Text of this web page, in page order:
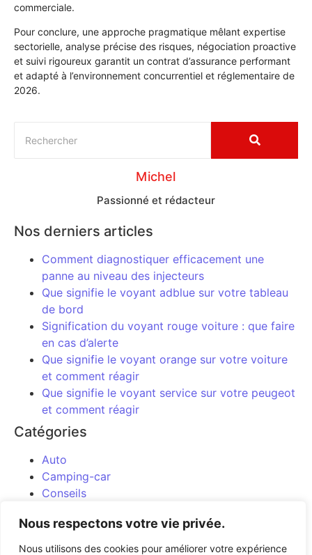
Nous respectons votre vie privée.
Nous utilisons des cookies pour améliorer votre expérience
commerciale.
Pour conclure, une approche pragmatique mêlant expertise
sectorielle, analyse précise des risques, négociation proactive
et suivi rigoureux garantit un contrat d’assurance performant
et adapté à l’environnement concurrentiel et réglementaire de
2026.
Michel
Passionné et rédacteur
Nos derniers articles
Comment diagnostiquer efficacement une
panne au niveau des injecteurs
Que signifie le voyant adblue sur votre tableau
de bord
Signification du voyant rouge voiture : que faire
en cas d’alerte
Que signifie le voyant orange sur votre voiture
et comment réagir
Que signifie le voyant service sur votre peugeot
et comment réagir
Catégories
Auto
Camping-car
Conseils
Moto
Uncategorized